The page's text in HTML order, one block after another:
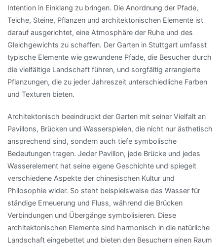
Intention in Einklang zu bringen. Die Anordnung der Pfade,
Teiche, Steine, Pflanzen und architektonischen Elemente ist
darauf ausgerichtet, eine Atmosphäre der Ruhe und des
Gleichgewichts zu schaffen. Der Garten in Stuttgart umfasst
typische Elemente wie gewundene Pfade, die Besucher durch
die vielfältige Landschaft führen, und sorgfältig arrangierte
Pflanzungen, die zu jeder Jahreszeit unterschiedliche Farben
und Texturen bieten.
Architektonisch beeindruckt der Garten mit seiner Vielfalt an
Pavillons, Brücken und Wasserspielen, die nicht nur ästhetisch
ansprechend sind, sondern auch tiefe symbolische
Bedeutungen tragen. Jeder Pavillon, jede Brücke und jedes
Wasserelement hat seine eigene Geschichte und spiegelt
verschiedene Aspekte der chinesischen Kultur und
Philosophie wider. So steht beispielsweise das Wasser für
ständige Erneuerung und Fluss, während die Brücken
Verbindungen und Übergänge symbolisieren. Diese
architektonischen Elemente sind harmonisch in die natürliche
Landschaft eingebettet und bieten den Besuchern einen Raum